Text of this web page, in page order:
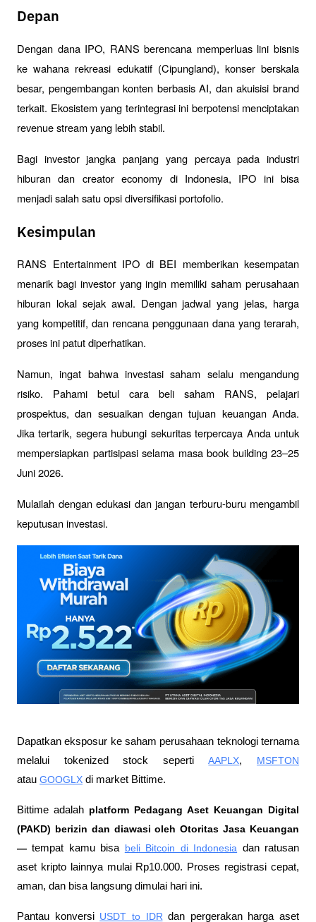
Depan
Dengan dana IPO, RANS berencana memperluas lini bisnis
ke wahana rekreasi edukatif (Cipungland), konser berskala
besar, pengembangan konten berbasis AI, dan akuisisi brand
terkait. Ekosistem yang terintegrasi ini berpotensi menciptakan
revenue stream yang lebih stabil.
Bagi investor jangka panjang yang percaya pada industri
hiburan dan creator economy di Indonesia, IPO ini bisa
menjadi salah satu opsi diversifikasi portofolio.
Kesimpulan
RANS Entertainment IPO di BEI memberikan kesempatan
menarik bagi investor yang ingin memiliki saham perusahaan
hiburan lokal sejak awal. Dengan jadwal yang jelas, harga
yang kompetitif, dan rencana penggunaan dana yang terarah,
proses ini patut diperhatikan.
Namun, ingat bahwa investasi saham selalu mengandung
risiko. Pahami betul cara beli saham RANS, pelajari
prospektus, dan sesuaikan dengan tujuan keuangan Anda.
Jika tertarik, segera hubungi sekuritas terpercaya Anda untuk
mempersiapkan partisipasi selama masa book building 23–25
Juni 2026.
Mulailah dengan edukasi dan jangan terburu-buru mengambil
keputusan investasi.
Dapatkan eksposur ke saham perusahaan teknologi ternama
melalui tokenized stock seperti AAPLX, MSFTON
atau GOOGLX di market Bittime.
Bittime adalah platform Pedagang Aset Keuangan Digital
(PAKD) berizin dan diawasi oleh Otoritas Jasa Keuangan
— tempat kamu bisa beli Bitcoin di Indonesia dan ratusan
aset kripto lainnya mulai Rp10.000. Proses registrasi cepat,
aman, dan bisa langsung dimulai hari ini.
Pantau konversi USDT to IDR dan pergerakan harga aset